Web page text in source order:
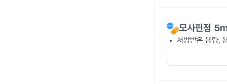
모사핀정
처방받은 용량,